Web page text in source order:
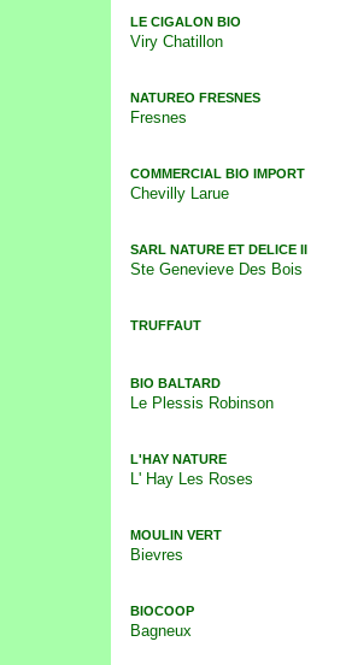
LE CIGALON BIO
Viry Chatillon
NATUREO FRESNES
Fresnes
COMMERCIAL BIO IMPORT
Chevilly Larue
SARL NATURE ET DELICE II
Ste Genevieve Des Bois
TRUFFAUT
BIO BALTARD
Le Plessis Robinson
L'HAY NATURE
L' Hay Les Roses
MOULIN VERT
Bievres
BIOCOOP
Bagneux